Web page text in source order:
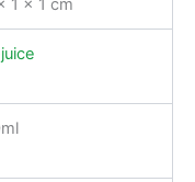
1 × 1 cm